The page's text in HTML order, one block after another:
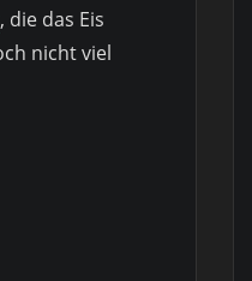
, die das Eis
nicht viel